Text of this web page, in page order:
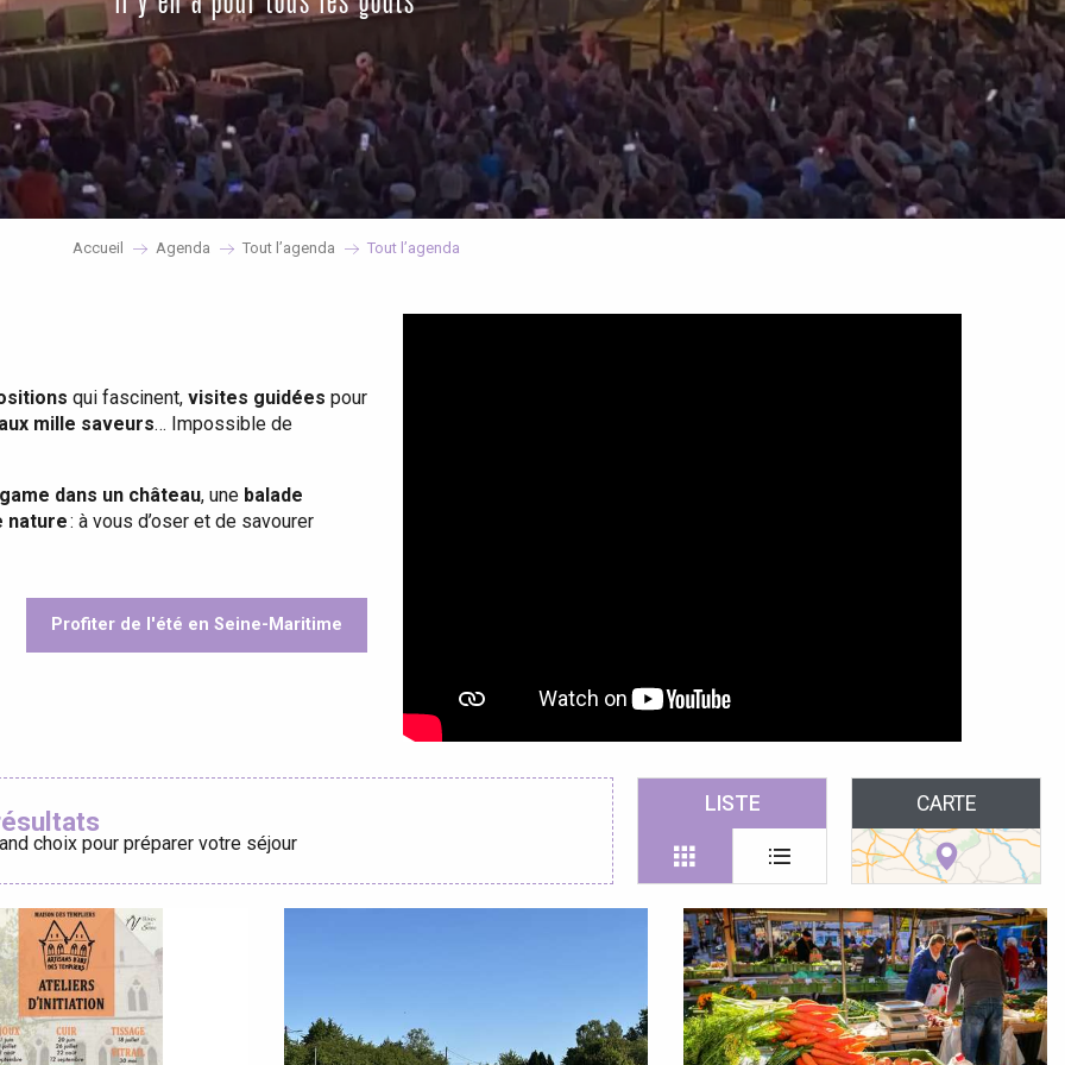
Accueil Agenda Tout l’agenda Tout l’agenda
qui fascinent, visites guidées pour
mille saveurs… Impossible de
dans un château, une balade
nature: à vous d’oser et de savourer
Profiter de l'été en Seine-Maritime
choix pour préparer votre séjour
LISTE CARTE